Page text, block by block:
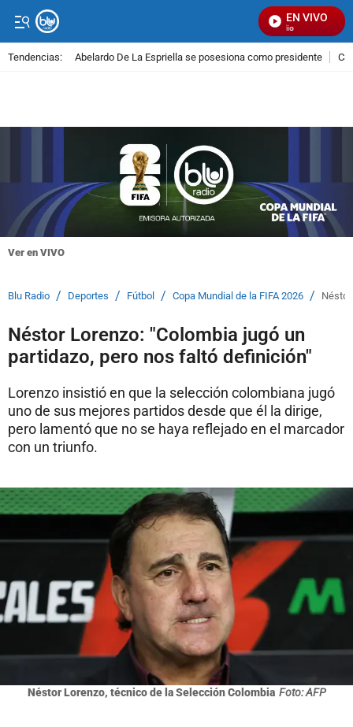
EN VIVO
Señal Visual Radio
Tendencias: Abelardo De La Espriella se posesiona como presidente
Ver en VIVO
Blu Radio / Deportes / Fútbol / Copa Mundial de la FIFA 2026 /
Néstor Lorenzo: "Colombia jugó un
partidazo, pero nos faltó definición"
Lorenzo insistió en que la selección colombiana jugó
uno de sus mejores partidos desde que él la dirige,
pero lamentó que no se haya reflejado en el marcador
con un triunfo.
Néstor Lorenzo, técnico de la Selección Colombia Foto: AFP